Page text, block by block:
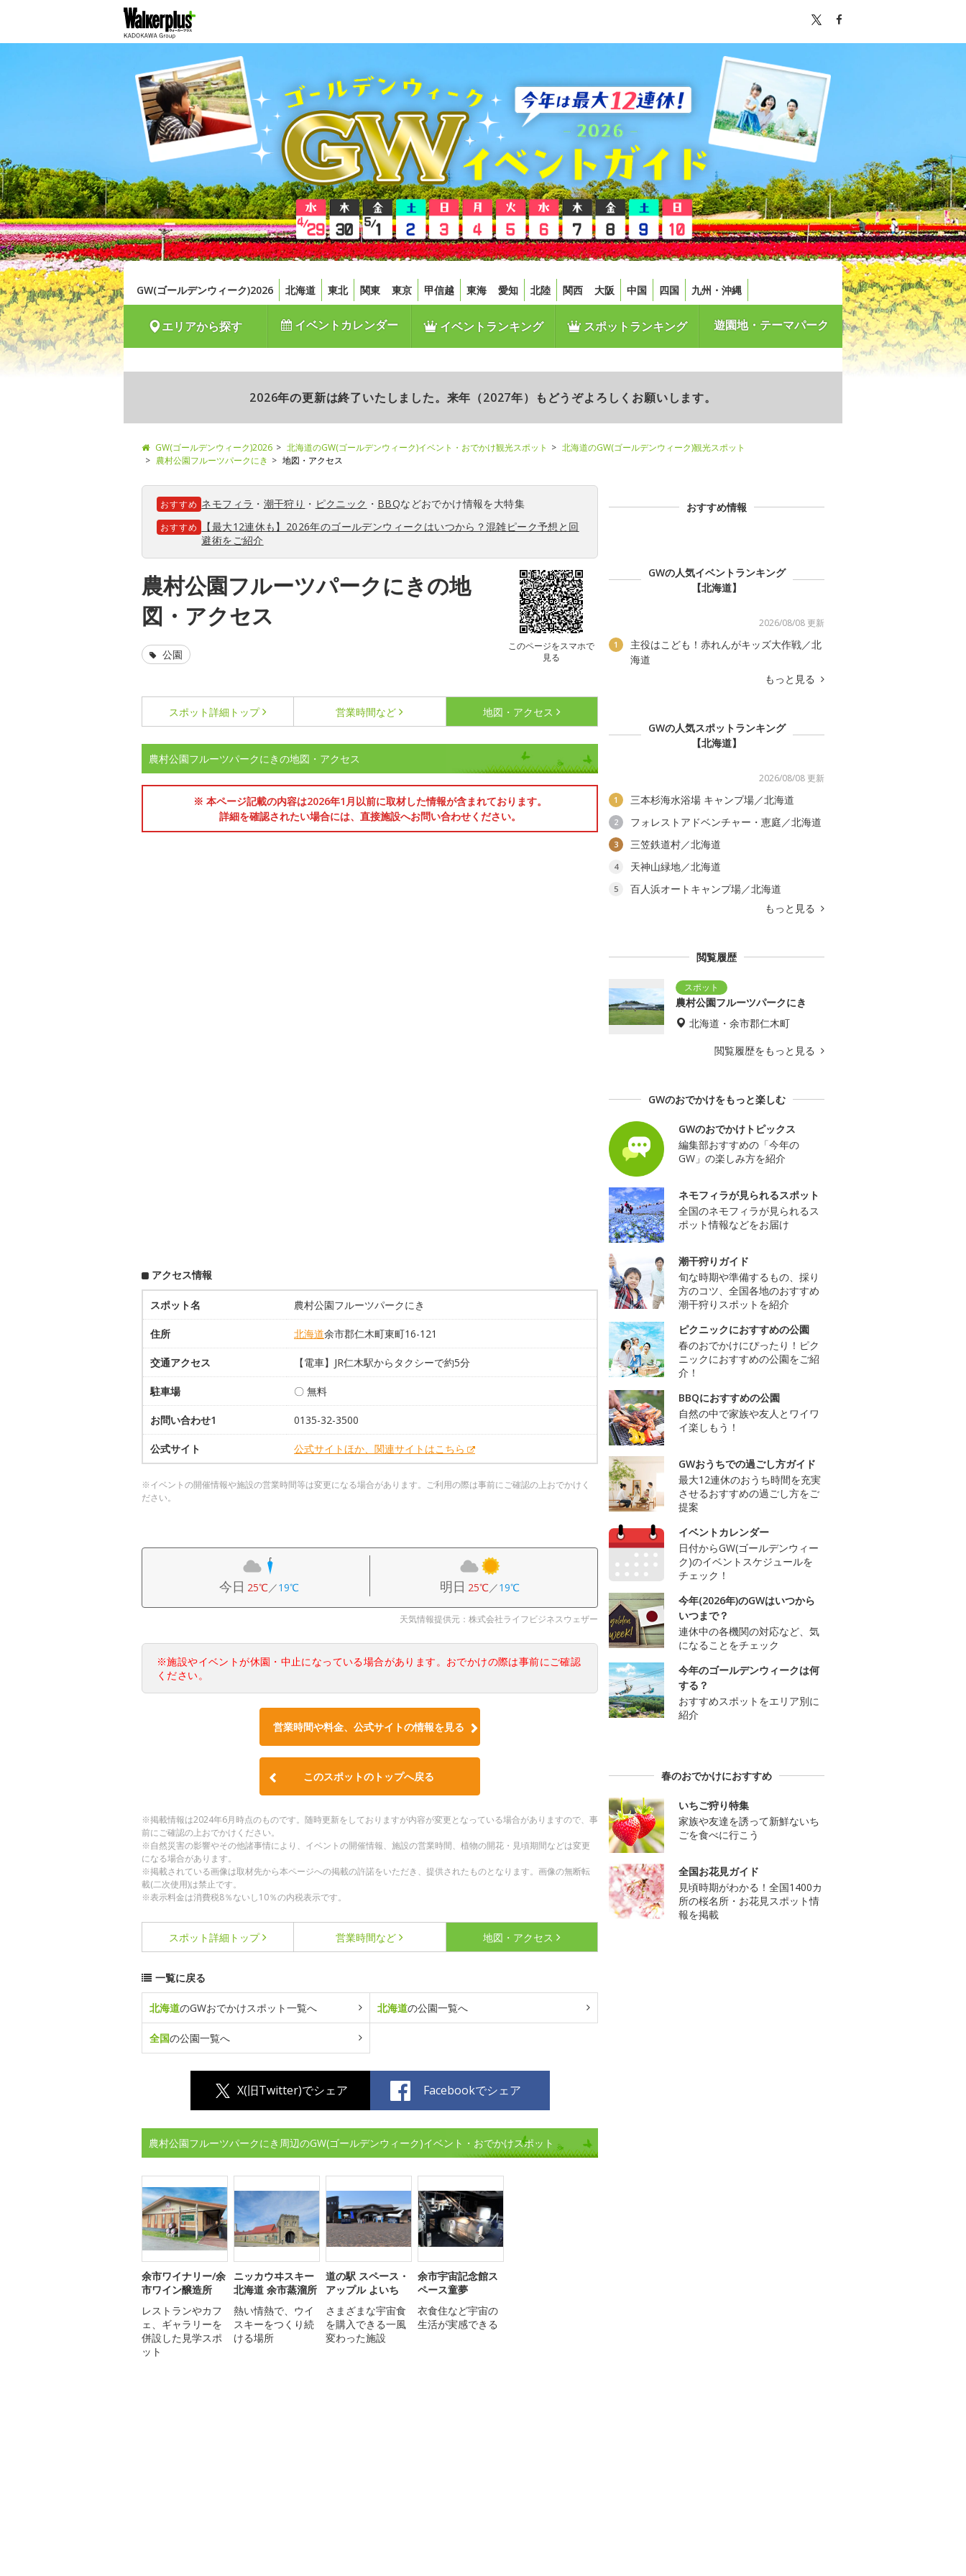
GW(ゴールデンウィーク)2026 北海道 東北 関東 東京 甲信越 東海 愛知 北陸 関西 大阪 中国 四国 九州・沖縄
エリアから探す イベントカレンダー イベントランキング スポットランキング 遊園地・テーマパーク
2026年の更新は終了いたしました。来年（2027年）もどうぞよろしくお願いします。
GW(ゴールデンウィーク)2026 北海道のGW(ゴールデンウィーク)イベント・おでかけ観光スポット
北海道のGW(ゴールデンウィーク)観光スポット
農村公園フルーツパークにき
地図・アクセス
おすすめ ネモフィラ ・ 潮干狩り ・ ピクニック ・ BBQなどおでかけ情報を大特集
おすすめ
【最大12連休も】2026年のゴールデンウィークはいつから？混雑ピーク予想と回
避術をご紹介
農村公園フルーツパークにきの地
図・アクセス
このページをスマホで
見る
公園
スポット詳細 トップ 営業時間など 地図・アクセス
農村公園フルーツパークにきの地図・アクセス
※ 本ページ記載の内容は2026年1月以前に取材した情報が含まれております。
詳細を確認されたい場合には、直接施設へお問い合わせください。
アクセス情報
スポット名 農村公園フルーツパークにき
住所 北海道余市郡仁木町東町16-121
交通アクセス 【電車】JR仁木駅からタクシーで約5分
駐車場 〇 無料
お問い合わせ1 0135-32-3500
公式サイト 公式サイトほか、関連サイトはこちら
※イベントの開催情報や施設の営業時間等は変更になる場合があります。ご利用の際は事前にご確認の上おでかけく
ださい。
今日 25℃／19℃ 明日 25℃／19℃
天気情報提供元：株式会社ライフビジネスウェザー
※施設やイベントが休園・中止になっている場合があります。おでかけの際は事前にご確認
ください。
営業時間や料金、公式サイトの情報を見る
このスポットのトップへ戻る
※掲載情報は2024年6月時点のものです。随時更新をしておりますが内容が変更となっている場合がありますので、事
前にご確認の上おでかけください。
※自然災害の影響やその他諸事情により、イベントの開催情報、施設の営業時間、植物の開花・見頃期間などは変更
になる場合があります。
※掲載されている画像は取材先から本ページへの掲載の許諾をいただき、提供されたものとなります。画像の無断転
載(二次使用)は禁止です。
※表示料金は消費税8％ないし10％の内税表示です。
スポット詳細 トップ 営業時間など 地図・アクセス
一覧に戻る
北海道のGWおでかけスポット一覧へ 北海道の公園一覧へ
全国の公園一覧へ
X(旧Twitter)でシェア Facebookでシェア
農村公園フルーツパークにき周辺のGW(ゴールデンウィーク)イベント・おでかけスポット
余市ワイナリー/余
市ワイン醸造所
レストランやカフ
ェ、ギャラリーを
併設した見学スポ
ット
ニッカウヰスキー
北海道 余市蒸溜所
熱い情熱で、ウイ
スキーをつくり続
ける場所
道の駅 スペース・
アップル よいち
さまざまな宇宙食
を購入できる一風
変わった施設
余市宇宙記念館ス
ペース童夢
衣食住など宇宙の
生活が実感できる
おすすめ情報
GWの人気イベントランキング
【北海道】
2026/08/08 更新
1
主役はこども！赤れんがキッズ大作戦／北
海道
もっと見る
GWの人気スポットランキング
【北海道】
2026/08/08 更新
1 三本杉海水浴場 キャンプ場／北海道
2 フォレストアドベンチャー・恵庭／北海道
3 三笠鉄道村／北海道
4 天神山緑地／北海道
5
百人浜オートキャンプ場／北海道
もっと見る
閲覧履歴
農村公園フルーツパークにき
北海道・余市郡仁木町
閲覧履歴をもっと見る
GWのおでかけをもっと楽しむ
GWのおでかけトピックス
編集部おすすめの「今年の
GW」の楽しみ方を紹介
ネモフィラが見られるスポット
全国のネモフィラが見られるス
ポット情報などをお届け
潮干狩りガイド
旬な時期や準備するもの、採り
方のコツ、全国各地のおすすめ
潮干狩りスポットを紹介
ピクニックにおすすめの公園
春のおでかけにぴったり！ピク
ニックにおすすめの公園をご紹
介！
BBQにおすすめの公園
自然の中で家族や友人とワイワ
イ楽しもう！
GWおうちでの過ごし方ガイド
最大12連休のおうち時間を充実
させるおすすめの過ごし方をご
提案
イベントカレンダー
日付からGW(ゴールデンウィー
ク)のイベントスケジュールを
チェック！
今年(2026年)のGWはいつから
いつまで？
連休中の各機関の対応など、気
になることをチェック
今年のゴールデンウィークは何
する？
おすすめスポットをエリア別に
紹介
春のおでかけにおすすめ
いちご狩り特集
家族や友達を誘って新鮮ないち
ごを食べに行こう
全国お花見ガイド
見頃時期がわかる！全国1400カ
所の桜名所・お花見スポット情
報を掲載